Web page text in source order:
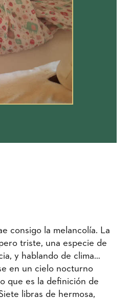
consigo la melancolía. La
triste, una especie de
y hablando de clima…
en un cielo nocturno
que es la definición de
libras de hermosa,